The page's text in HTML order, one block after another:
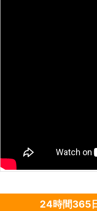
24時間365